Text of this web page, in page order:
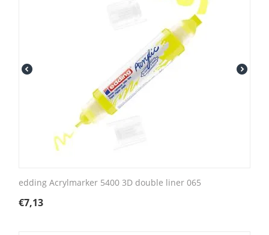
edding Acrylmarker 5400 3D double liner 065
€7,13